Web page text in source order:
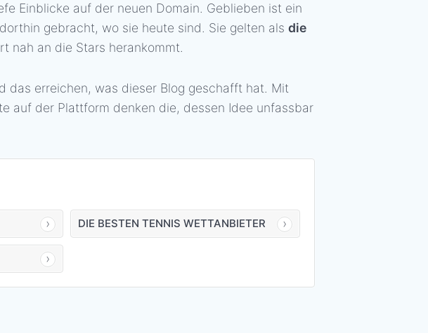
Einblicke auf der neuen Domain. Geblieben ist ein
gebracht, wo sie heute sind. Sie gelten alsdie
nah an die Stars herankommt.
das erreichen, was dieser Blog geschafft hat. Mit
auf der Plattform denken die, dessen Idee unfassbar
DIE BESTEN TENNIS WETTANBIETER